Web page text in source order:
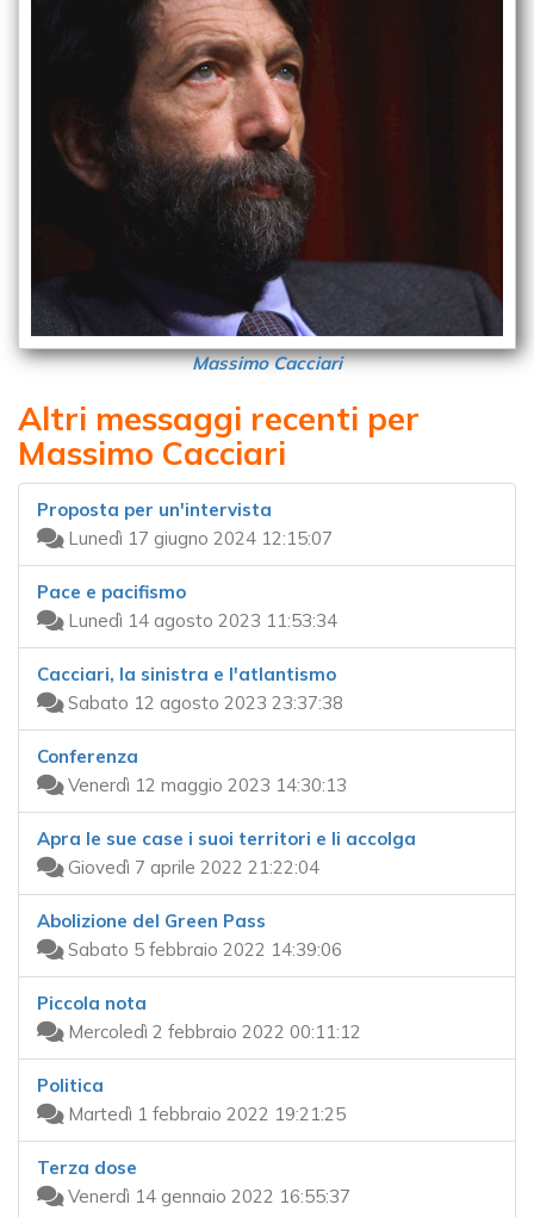
Massimo Cacciari
Altri messaggi recenti per
Massimo Cacciari
Proposta per un'intervista
Lunedì 17 giugno 2024 12:15:07
Pace e pacifismo
Lunedì 14 agosto 2023 11:53:34
Cacciari, la sinistra e l'atlantismo
Sabato 12 agosto 2023 23:37:38
Conferenza
Venerdì 12 maggio 2023 14:30:13
Apra le sue case i suoi territori e li accolga
Giovedì 7 aprile 2022 21:22:04
Abolizione del Green Pass
Sabato 5 febbraio 2022 14:39:06
Piccola nota
Mercoledì 2 febbraio 2022 00:11:12
Politica
Martedì 1 febbraio 2022 19:21:25
Terza dose
Venerdì 14 gennaio 2022 16:55:37